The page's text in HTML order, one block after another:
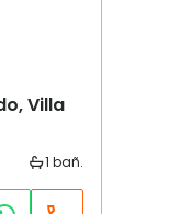
Villa